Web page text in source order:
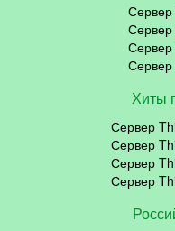
Сервер
Сервер
Сервер
Сервер
Хиты
Сервер
Сервер
Сервер
Сервер